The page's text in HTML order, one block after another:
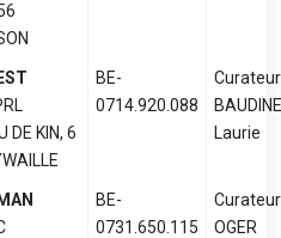
DE KIN, 6
BE-
0714.920.088
Laurie
BE-
0731.650.115
OGER